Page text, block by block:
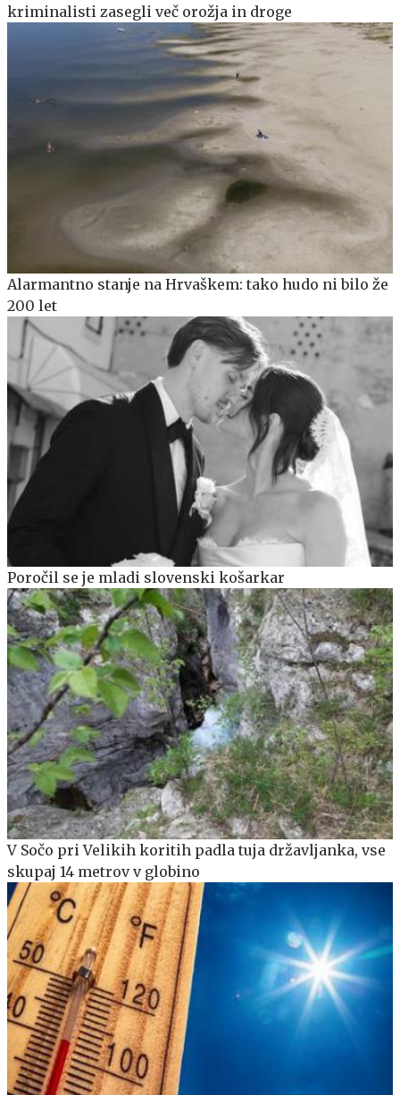
kriminalisti zasegli več orožja in droge
Alarmantno stanje na Hrvaškem: tako hudo ni bilo že
200 let
Poročil se je mladi slovenski košarkar
V Sočo pri Velikih koritih padla tuja državljanka, vse
skupaj 14 metrov v globino